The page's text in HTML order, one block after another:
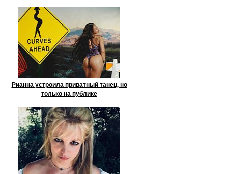
Рианна устроила приватный танец, но
только на публике